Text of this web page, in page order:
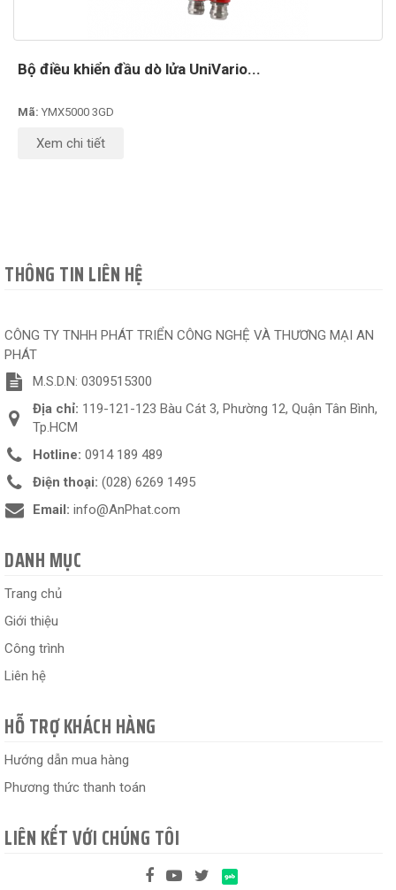
Bộ điều khiển đầu dò lửa UniVario...
Mã: YMX5000 3GD
Xem chi tiết
THÔNG TIN LIÊN HỆ
CÔNG TY TNHH PHÁT TRIỂN CÔNG NGHỆ VÀ THƯƠNG MẠI AN
PHÁT
M.S.D.N: 0309515300
Địa chỉ: 119-121-123 Bàu Cát 3, Phường 12, Quận Tân Bình,
Tp.HCM
Hotline: 0914 189 489
Điện thoại: (028) 6269 1495
Email: info@AnPhat.com
DANH MỤC
Trang chủ
Giới thiệu
Công trình
Liên hệ
HỖ TRỢ KHÁCH HÀNG
Hướng dẫn mua hàng
Phương thức thanh toán
LIÊN KẾT VỚI CHÚNG TÔI